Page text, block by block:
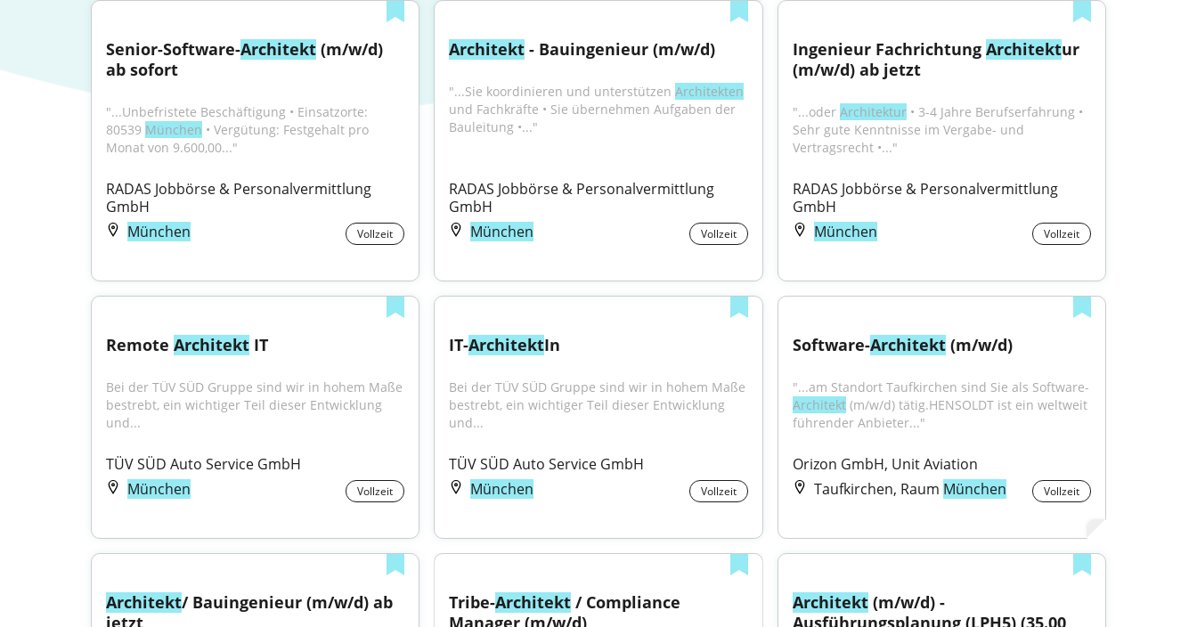
Senior-Software-Architekt (m/w/d)
ab sofort
"...Unbefristete Beschäftigung • Einsatzorte:
80539 München • Vergütung: Festgehalt pro
Monat von 9.600,00..."
RADAS Jobbörse & Personalvermittlung
GmbH
München
Vollzeit
Architekt - Bauingenieur (m/w/d)
"...Sie koordinieren und unterstützen Architekten
und Fachkräfte • Sie übernehmen Aufgaben der
Bauleitung •..."
RADAS Jobbörse & Personalvermittlung
GmbH
München
Vollzeit
Ingenieur Fachrichtung Architektur
(m/w/d) ab jetzt
"...oder Architektur • 3-4 Jahre Berufserfahrung •
Sehr gute Kenntnisse im Vergabe- und
Vertragsrecht •..."
RADAS Jobbörse & Personalvermittlung
GmbH
München
Vollzeit
Remote Architekt IT
Bei der TÜV SÜD Gruppe sind wir in hohem Maße
bestrebt, ein wichtiger Teil dieser Entwicklung
und...
TÜV SÜD Auto Service GmbH
München
Vollzeit
IT-ArchitektIn
Bei der TÜV SÜD Gruppe sind wir in hohem Maße
bestrebt, ein wichtiger Teil dieser Entwicklung
und...
TÜV SÜD Auto Service GmbH
München
Vollzeit
Software-Architekt (m/w/d)
"...am Standort Taufkirchen sind Sie als Software-
Architekt (m/w/d) tätig.HENSOLDT ist ein weltweit
führender Anbieter..."
Orizon GmbH, Unit Aviation
Taufkirchen, Raum München Vollzeit
Architekt/ Bauingenieur (m/w/d) ab
jetzt
Tribe-Architekt / Compliance
Manager (m/w/d)
Architekt (m/w/d) -
Ausführungsplanung (LPH5) (35.00